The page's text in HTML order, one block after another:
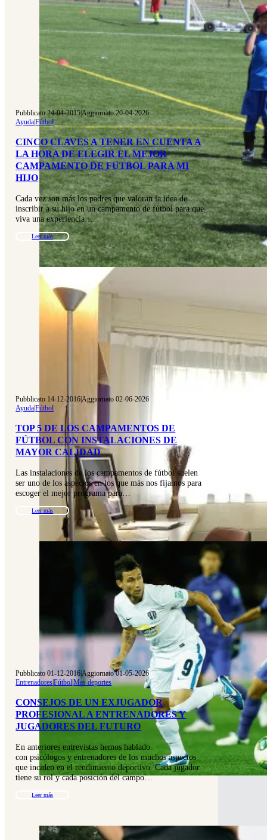
Pubblicato 24-04-2015|Aggiornato 20-04-2026
Ayuda|Fútbol
CINCO CLAVES A TENER EN CUENTA A
LA HORA DE ELEGIR EL MEJOR
CAMPAMENTO DE FÚTBOL PARA MI
HIJO
Cada vez son más los padres que valoran la idea de
inscribir a su hijo en un campamento de fútbol para que
viva una experiencia…
Leer más
Pubblicato 14-12-2016|Aggiornato 02-06-2026
Ayuda|Fútbol
TOP 5 DE LOS CAMPAMENTOS DE
FÚTBOL CON INSTALACIONES DE
MAYOR CALIDAD
Las instalaciones de los campamentos de fútbol suelen
ser uno de los aspectos en los que más nos fijamos para
escoger el mejor programa para…
Leer más
Pubblicato 01-12-2016|Aggiornato 01-05-2026
Entrenadores|Fútbol|Mas deportes
CONSEJOS DE UN EXJUGADOR
PROFESIONAL A ENTRENADORES Y
JUGADORES DEL FUTURO
En anteriores entrevistas hemos hablado
con psicólogos y entrenadores de los muchos aspectos
que inciden en el rendimiento deportivo. Cada jugador
tiene su rol y cada posición del campo…
Leer más